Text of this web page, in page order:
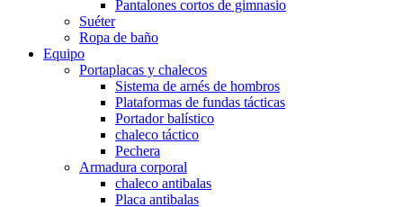
Pantalones cortos de gimnasio
Suéter
Ropa de baño
Equipo
Portaplacas y chalecos
Sistema de arnés de hombros
Plataformas de fundas tácticas
Portador balístico
chaleco táctico
Pechera
Armadura corporal
chaleco antibalas
Placa antibalas